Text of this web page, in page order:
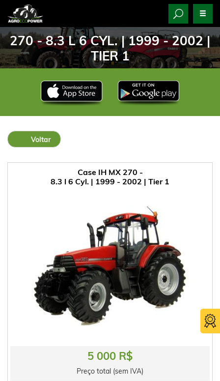
270 - 8.3 L 6 CYL. | 1999 - 2002 |
TIER 1
Voltar
Case IH MX 270 -
8.3 l 6 Cyl. | 1999 - 2002 | Tier 1
5 000 R$
Preço total (sem IVA)